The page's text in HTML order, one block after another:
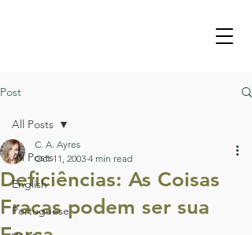
Post
All Posts
English
Portuguese
All Posts
Deficiências: As Coisas
Fracas podem ser sua
C. A. Ayres
Oct 11, 2003 4 min read